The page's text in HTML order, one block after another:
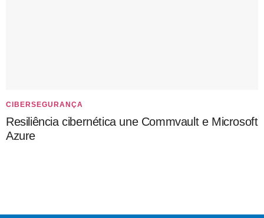
CIBERSEGURANÇA
Resiliência cibernética une Commvault e Microsoft
Azure